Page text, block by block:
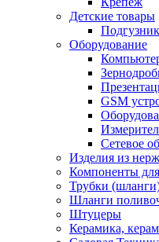
Детские товары
Оборудование
GSM
Сетевое
Изделия из
Компоненты
Трубки
Шланги
Штуцеры
Керамика,